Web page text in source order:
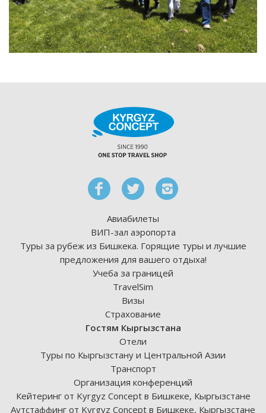
Авиабилеты
ВИП-зал аэропорта
Туры за рубеж из Бишкека. Горящие туры и лучшие
предложения для вашего отдыха!
Учеба за границей
TravelSim
Визы
Страхование
Гостям Кыргызстана
Отели
Туры по Кыргызстану и Центральной Азии
Транспорт
Организация конференций
Кейтеринг от Kyrgyz Concept в Бишкеке, Кыргызстане
Аутстаффинг от Kyrgyz Concept в Бишкеке, Кыргызстане